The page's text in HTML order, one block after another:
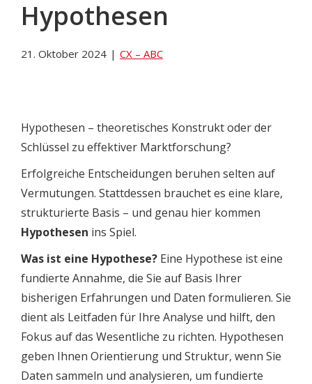
Hypothesen
21. Oktober 2024 | CX – ABC
Hypothesen – theoretisches Konstrukt oder der
Schlüssel zu effektiver Marktforschung?
Erfolgreiche Entscheidungen beruhen selten auf
Vermutungen. Stattdessen brauchet es eine klare,
strukturierte Basis – und genau hier kommen
Hypothesen ins Spiel.
Was ist eine Hypothese?Eine Hypothese ist eine
fundierte Annahme, die Sie auf Basis Ihrer
bisherigen Erfahrungen und Daten formulieren. Sie
dient als Leitfaden für Ihre Analyse und hilft, den
Fokus auf das Wesentliche zu richten. Hypothesen
geben Ihnen Orientierung und Struktur, wenn Sie
Daten sammeln und analysieren, um fundierte